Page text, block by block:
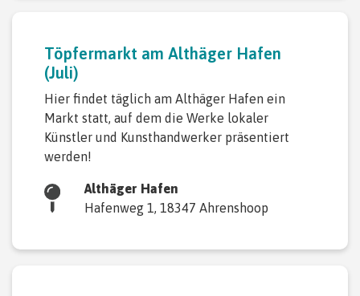
Töpfermarkt am Althäger Hafen
(Juli)
Hier findet täglich am Althäger Hafen ein
Markt statt, auf dem die Werke lokaler
Künstler und Kunsthandwerker präsentiert
werden!
Althäger Hafen
Hafenweg 1, 18347 Ahrenshoop